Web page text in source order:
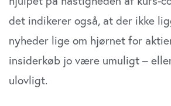
det indikerer også, at der ikke
nyheder lige om hjørnet for
insiderkøb jo være umuligt –
ulovligt.